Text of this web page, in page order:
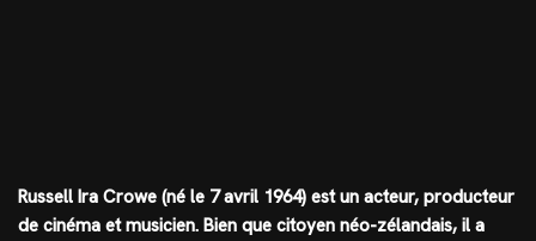
Russell Ira Crowe (né le 7 avril 1964) est un acteur, producteur
de cinéma et musicien. Bien que citoyen néo-zélandais, il a